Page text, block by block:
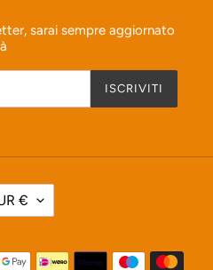
sarai sempre aggiornato
ISCRIVITI
€
Metodi